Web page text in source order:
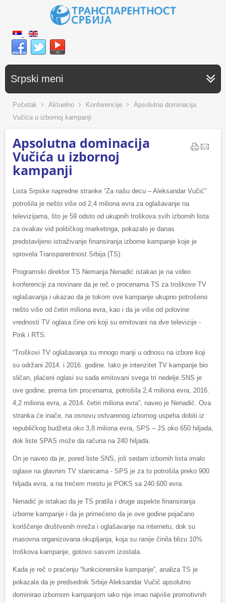
Srpski meni
Početak Aktuelno Konferencije
Apsolutna dominacija
Vučića u izbornoj kampanji
Apsolutna dominacija
Vučića u izbornoj
kampanji
Lista Srpske napredne stranke “Za našu decu – Aleksandar Vučić”
potrošila je nešto više od 2,4 miliona evra za oglašavanje na
televizijama, što je 59 odsto od ukupnih troškova svih izbornih lista
za ovakav vid političkog marketinga, pokazalo je danas
predstavljeno istraživanje finansiranja izborne kampanje koje je
sprovela Transparentnost Srbija (TS).
Programski direktor TS Nemanja Nenadić istakao je na video
konferenciji za novinare da je reč o procenama TS za troškove TV
oglašavanja i ukazao da je tokom ove kampanje ukupno potrošeno
nešto više od četiri miliona evra, kao i da je više od polovine
vrednosti TV oglasa čine oni koji su emitovani na dve televizije -
Pink i RTS.
“Troškovi TV oglašavanja su mnogo manji u odnosu na izbore koji
su održani 2014. i 2016. godine. Iako je intenzitet TV kampanje bio
sličan, plaćeni oglasi su sada emitovani svega tri nedelje.SNS je
ove godine, prema tim procenama, potrošila 2,4 miliona evra, 2016.
4,2 miliona evra, a 2014. četiri miliona evra”, naveo je Nenadić. Ova
stranka će inače, na osnovu ostvarenog izbornog uspeha dobiti iz
republičkog budžeta oko 3,8 miliona evra, SPS – JS oko 650 hiljada,
dok liste SPAS može da računa na 240 hiljada.
On je naveo da je, pored liste SNS, još sedam izbornih lista imalo
oglase na glavnim TV stanicama - SPS je za to potrošila preko 900
hiljada evra, a na trećem mestu je POKS sa 240.600 evra.
Nenadić je istakao da je TS pratila i druge aspekte finansiranja
izborne kampanje i da je primećeno da je ove godine pojačano
koriščenje društvenih mreža i oglašavanje na internetu, dok su
masovna organizovana okupljanja, koja su ranije činila blizu 10%
troškova kampanje, gotovo sasvim izostala.
Kada je reč o praćenju “funkcionerske kampanje”, analiza TS je
pokazala da je predsednik Srbije Aleksandar Vučić apsolutno
dominirao izbornom kampanjom iako nije imao najviše promotivnih